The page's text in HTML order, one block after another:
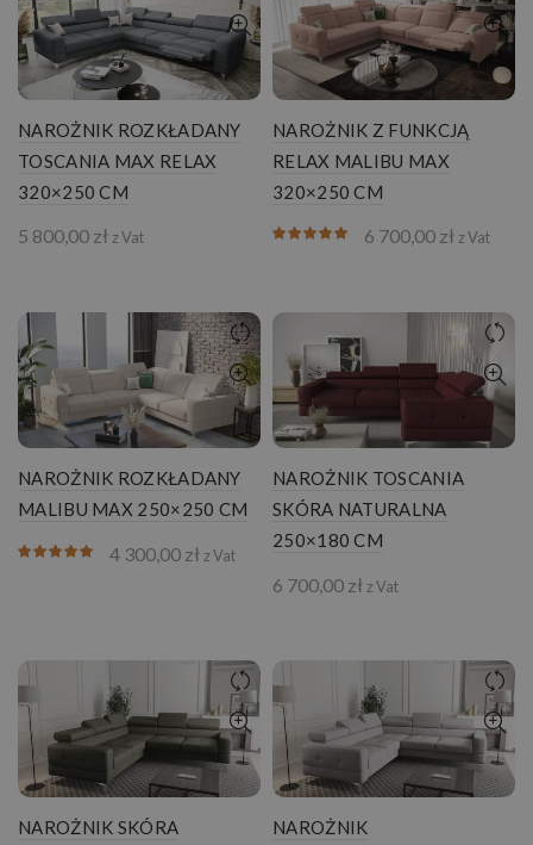
NAROŻNIK ROZKŁADANY
TOSCANIA MAX RELAX
320×250 CM
5 800,00 złz Vat
NAROŻNIK Z FUNKCJĄ
RELAX MALIBU MAX
320×250 CM
6 700,00 złz Vat
NAROŻNIK ROZKŁADANY
MALIBU MAX 250×250 CM
4 300,00 zł z Vat
NAROŻNIK TOSCANIA
SKÓRA NATURALNA
250×180 CM
6 700,00 zł z Vat
NAROŻNIK SKÓRA NAROŻNIK